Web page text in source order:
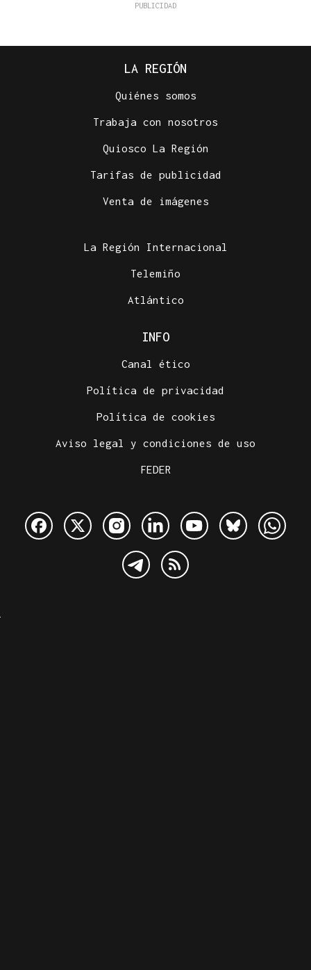
LA REGIÓN
Quiénes somos
Trabaja con nosotros
Quiosco La Región
Tarifas de publicidad
Venta de imágenes
La Región Internacional
Telemiño
Atlántico
INFO
Canal ético
Política de privacidad
Política de cookies
Aviso legal y condiciones de uso
FEDER